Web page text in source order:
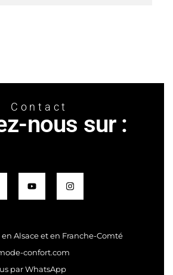
Contact
nous sur :
Alsace et en Franche-Comté
confort.com
par WhatsApp